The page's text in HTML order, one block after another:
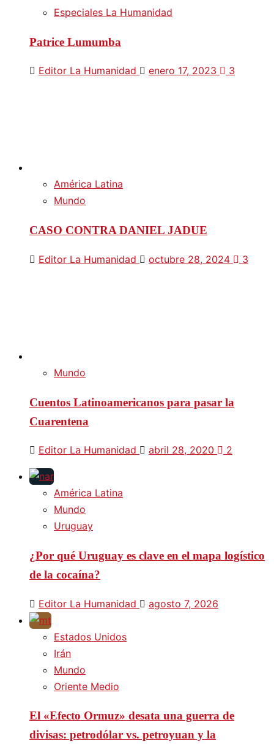
Especiales La Humanidad
Patrice Lumumba
Editor La Humanidad enero 17, 2023 3
América Latina
Mundo
CASO CONTRA DANIEL JADUE
Editor La Humanidad octubre 28, 2024 3
Mundo
Cuentos Latinoamericanos para pasar la
Cuarentena
Editor La Humanidad abril 28, 2020 2
América Latina
Mundo
Uruguay
¿Por qué Uruguay es clave en el mapa logístico
de la cocaína?
Editor La Humanidad agosto 7, 2026
Estados Unidos
Irán
Mundo
Oriente Medio
El «Efecto Ormuz» desata una guerra de
divisas: petrodólar vs. petroyuan y la